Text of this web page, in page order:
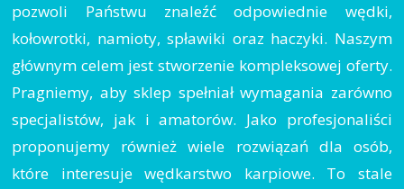
pozwoli Państwu znaleźć odpowiednie wędki,
kołowrotki, namioty, spławiki oraz haczyki. Naszym
głównym celem jest stworzenie kompleksowej oferty.
Pragniemy, aby sklep spełniał wymagania zarówno
specjalistów, jak i amatorów. Jako profesjonaliści
proponujemy również wiele rozwiązań dla osób,
które interesuje wędkarstwo karpiowe. To stale